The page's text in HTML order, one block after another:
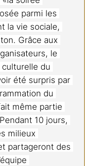
parmi les
la vie sociale,
Grâce aux
le
du
été surpris par
du
même partie
10 jours,
milieux
partageront des